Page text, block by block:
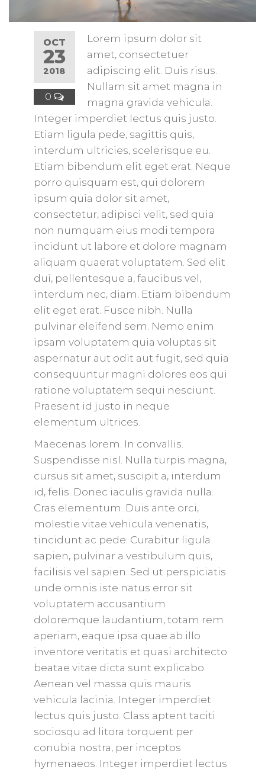
OCT
23
2018
0
Lorem ipsum dolor sit
amet, consectetuer
adipiscing elit. Duis risus.
Nullam sit amet magna in
magna gravida vehicula.
Integer imperdiet lectus quis justo.
Etiam ligula pede, sagittis quis,
interdum ultricies, scelerisque eu.
Etiam bibendum elit eget erat. Neque
porro quisquam est, qui dolorem
ipsum quia dolor sit amet,
consectetur, adipisci velit, sed quia
non numquam eius modi tempora
incidunt ut labore et dolore magnam
aliquam quaerat voluptatem. Sed elit
dui, pellentesque a, faucibus vel,
interdum nec, diam. Etiam bibendum
elit eget erat. Fusce nibh. Nulla
pulvinar eleifend sem. Nemo enim
ipsam voluptatem quia voluptas sit
aspernatur aut odit aut fugit, sed quia
consequuntur magni dolores eos qui
ratione voluptatem sequi nesciunt.
Praesent id justo in neque
elementum ultrices.
Maecenas lorem. In convallis.
Suspendisse nisl. Nulla turpis magna,
cursus sit amet, suscipit a, interdum
id, felis. Donec iaculis gravida nulla.
Cras elementum. Duis ante orci,
molestie vitae vehicula venenatis,
tincidunt ac pede. Curabitur ligula
sapien, pulvinar a vestibulum quis,
facilisis vel sapien. Sed ut perspiciatis
unde omnis iste natus error sit
voluptatem accusantium
doloremque laudantium, totam rem
aperiam, eaque ipsa quae ab illo
inventore veritatis et quasi architecto
beatae vitae dicta sunt explicabo.
Aenean vel massa quis mauris
vehicula lacinia. Integer imperdiet
lectus quis justo. Class aptent taciti
sociosqu ad litora torquent per
conubia nostra, per inceptos
hymenaeos. Integer imperdiet lectus